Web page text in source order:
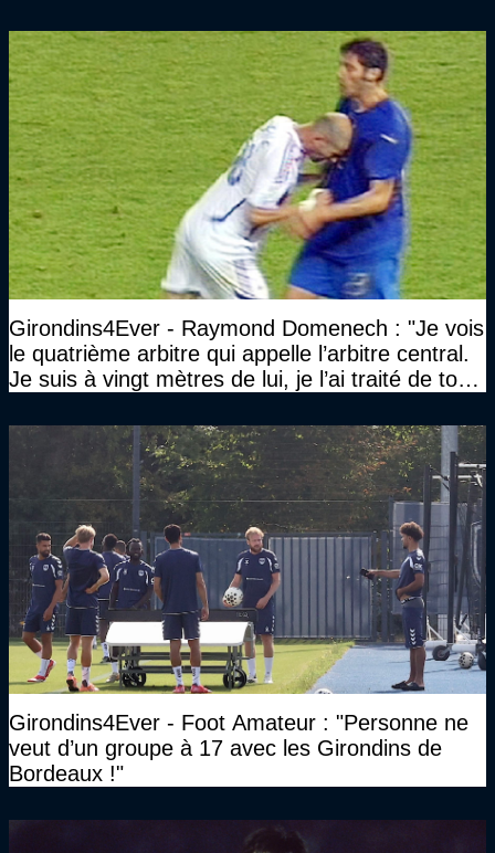
Girondins4Ever - Raymond Domenech : "Je vois
le quatrième arbitre qui appelle l’arbitre central.
Je suis à vingt mètres de lui, je l’ai traité de tous
Girondins4Ever - Foot Amateur : "Personne ne
veut d’un groupe à 17 avec les Girondins de
Bordeaux !"